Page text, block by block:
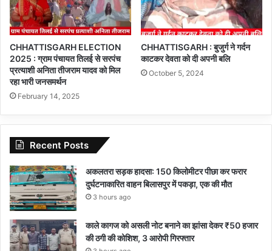
CHHATTISGARH ELECTION
2025 : ग्राम पंचायत तिलई से सरपंच
प्रत्याशी अनिता तीजराम यादव को मिल
रहा भारी जनसमर्थन
February 14, 2025
CHHATTISGARH : बुजुर्ग ने गर्दन
काटकर देवता को दी अपनी बलि
October 5, 2024
Recent Posts
अकलतरा सड़क हादसा: 150 किलोमीटर पीछा कर फरार
दुर्घटनाकारित वाहन बिलासपुर में पकड़ा, एक की मौत
3 hours ago
काले कागज को असली नोट बनाने का झांसा देकर ₹50 हजार
की ठगी की कोशिश, 3 आरोपी गिरफ्तार